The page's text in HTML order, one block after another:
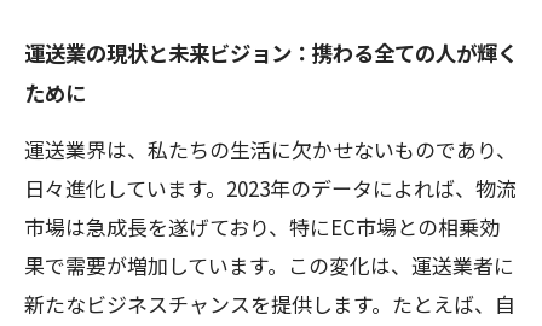
運送業の現状と未来ビジョン：携わる全ての人が輝く
ために
運送業界は、私たちの生活に欠かせないものであり、
日々進化しています。2023年のデータによれば、物流
市場は急成長を遂げており、特にEC市場との相乗効
果で需要が増加しています。この変化は、運送業者に
新たなビジネスチャンスを提供します。たとえば、自